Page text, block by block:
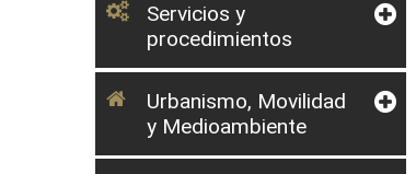
Servicios y
procedimientos
Urbanismo, Movilidad
y Medioambiente